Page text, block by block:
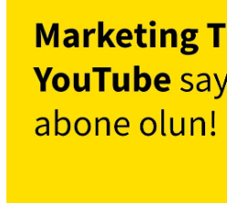
Dergiler
Etkinlikler